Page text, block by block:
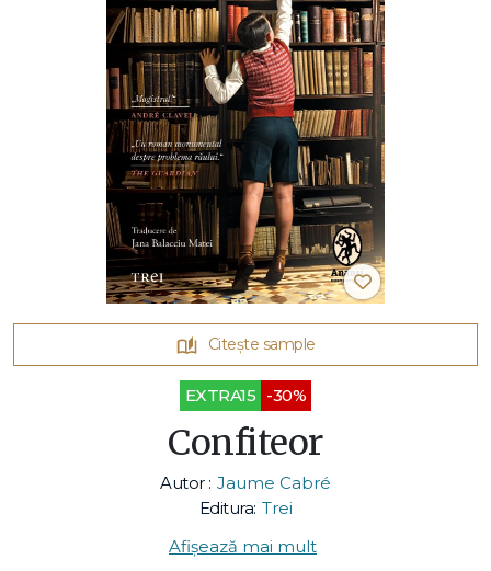
Citește sample
EXTRA15 -30%
Confiteor
Autor : Jaume Cabré
Editura: Trei
Afișează mai mult